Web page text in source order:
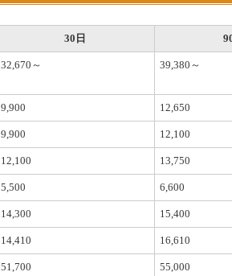
30日
32,670～ 39,380～
9,900 12,650
9,900 12,100
12,100 13,750
5,500 6,600
14,300 15,400
14,410 16,610
51,700 55,000